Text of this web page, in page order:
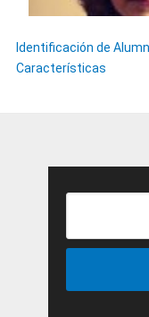
Identificación de
Características